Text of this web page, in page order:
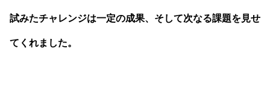
試みたチャレンジは一定の成果、そして次なる課題を見せ
てくれました。